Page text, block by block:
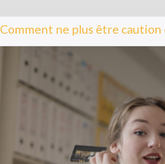
Comment ne plus être caution